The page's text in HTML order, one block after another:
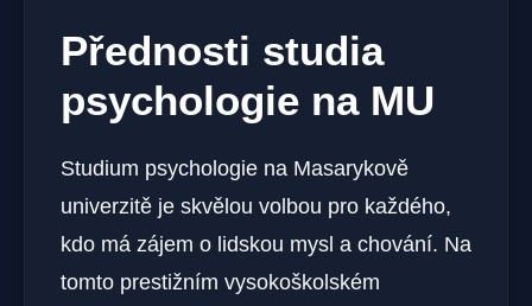
Přednosti studia
psychologie na MU
Studium psychologie na Masarykově
univerzitě je skvělou volbou pro každého,
kdo má zájem o lidskou mysl a chování. Na
tomto prestižním vysokoškolském